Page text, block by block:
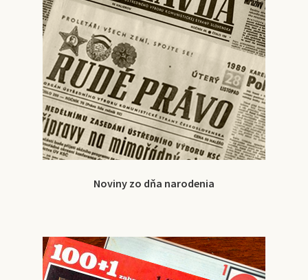
Noviny zo dňa narodenia